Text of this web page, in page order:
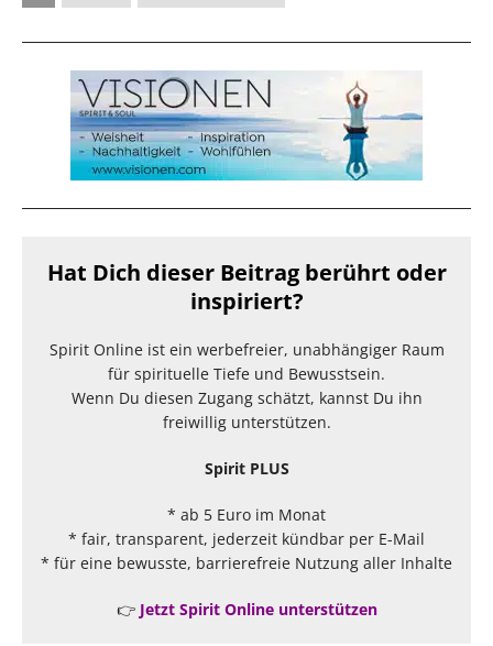
Hat Dich dieser Beitrag berührt oder
inspiriert?
Spirit Online ist ein werbefreier, unabhängiger Raum
für spirituelle Tiefe und Bewusstsein.
Wenn Du diesen Zugang schätzt, kannst Du ihn
freiwillig unterstützen.
Spirit PLUS
* ab 5 Euro im Monat
* fair, transparent, jederzeit kündbar per E-Mail
* für eine bewusste, barrierefreie Nutzung aller Inhalte
👉 Jetzt Spirit Online unterstützen